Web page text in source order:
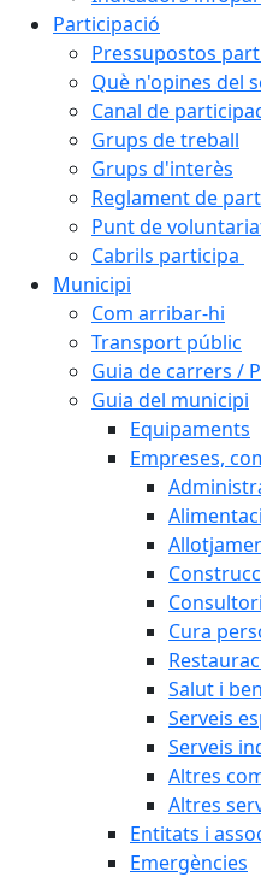
Participació
Pressupostos
Què n'opines del
Canal de
Grups de treball
Grups d'interès
Reglament de
Punt de
Cabrils participa
Municipi
Com arribar-hi
Transport públic
Guia de carrers /
Guia del municipi
Equipaments
Empreses,
Cura
Salut i
Serveis
Serveis
Altres
Altres
Entitats i
Emergències